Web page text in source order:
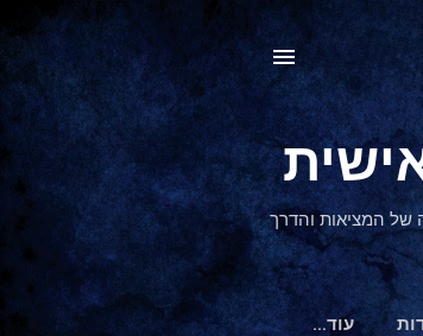
של המציאות והדרך
‏עוד…